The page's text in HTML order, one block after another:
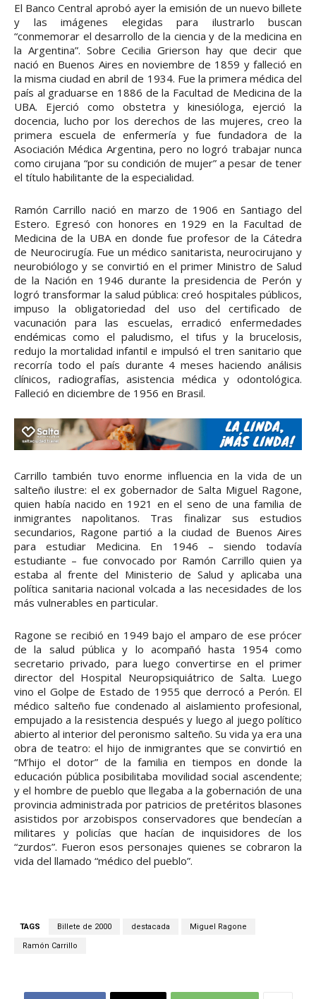
El Banco Central aprobó ayer la emisión de un nuevo billete
y las imágenes elegidas para ilustrarlo buscan
“conmemorar el desarrollo de la ciencia y de la medicina en
la Argentina”. Sobre Cecilia Grierson hay que decir que
nació en Buenos Aires en noviembre de 1859 y falleció en
la misma ciudad en abril de 1934. Fue la primera médica del
país al graduarse en 1886 de la Facultad de Medicina de la
UBA. Ejerció como obstetra y kinesióloga, ejerció la
docencia, lucho por los derechos de las mujeres, creo la
primera escuela de enfermería y fue fundadora de la
Asociación Médica Argentina, pero no logró trabajar nunca
como cirujana “por su condición de mujer” a pesar de tener
el título habilitante de la especialidad.
Ramón Carrillo nació en marzo de 1906 en Santiago del
Estero. Egresó con honores en 1929 en la Facultad de
Medicina de la UBA en donde fue profesor de la Cátedra
de Neurocirugía. Fue un médico sanitarista, neurocirujano y
neurobiólogo y se convirtió en el primer Ministro de Salud
de la Nación en 1946 durante la presidencia de Perón y
logró transformar la salud pública: creó hospitales públicos,
impuso la obligatoriedad del uso del certificado de
vacunación para las escuelas, erradicó enfermedades
endémicas como el paludismo, el tifus y la brucelosis,
redujo la mortalidad infantil e impulsó el tren sanitario que
recorría todo el país durante 4 meses haciendo análisis
clínicos, radiografías, asistencia médica y odontológica.
Falleció en diciembre de 1956 en Brasil.
Carrillo también tuvo enorme influencia en la vida de un
salteño ilustre: el ex gobernador de Salta Miguel Ragone,
quien había nacido en 1921 en el seno de una familia de
inmigrantes napolitanos. Tras finalizar sus estudios
secundarios, Ragone partió a la ciudad de Buenos Aires
para estudiar Medicina. En 1946 – siendo todavía
estudiante – fue convocado por Ramón Carrillo quien ya
estaba al frente del Ministerio de Salud y aplicaba una
política sanitaria nacional volcada a las necesidades de los
más vulnerables en particular.
Ragone se recibió en 1949 bajo el amparo de ese prócer
de la salud pública y lo acompañó hasta 1954 como
secretario privado, para luego convertirse en el primer
director del Hospital Neuropsiquiátrico de Salta. Luego
vino el Golpe de Estado de 1955 que derrocó a Perón. El
médico salteño fue condenado al aislamiento profesional,
empujado a la resistencia después y luego al juego político
abierto al interior del peronismo salteño. Su vida ya era una
obra de teatro: el hijo de inmigrantes que se convirtió en
“M’hijo el dotor” de la familia en tiempos en donde la
educación pública posibilitaba movilidad social ascendente;
y el hombre de pueblo que llegaba a la gobernación de una
provincia administrada por patricios de pretéritos blasones
asistidos por arzobispos conservadores que bendecían a
militares y policías que hacían de inquisidores de los
“zurdos”. Fueron esos personajes quienes se cobraron la
vida del llamado “médico del pueblo”.
TAGS Billete de 2000 destacada Miguel Ragone
Ramón Carrillo